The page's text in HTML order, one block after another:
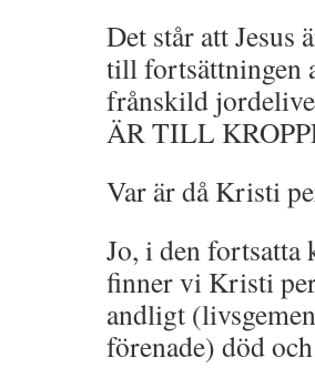
Det står att Jesus
till fortsättningen
frånskild
ÄR TILL
Var är då Kristi
Jo, i den fortsatta
finner vi Kristi
andligt
förenade) död